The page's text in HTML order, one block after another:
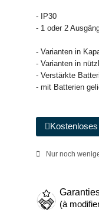
- IP30
- 1 oder 2
- Varianten in
- Varianten in
- Verstärkte
- mit Batterien
Nur noch
(à